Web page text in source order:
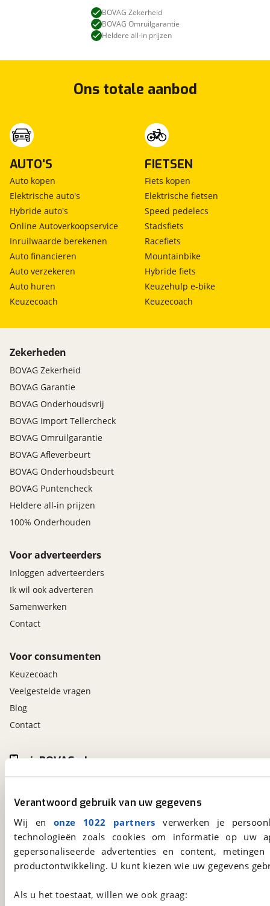
Verantwoord gebruik van uw gegevens
Wij en onze 1022 partners verwerken je
technologieën zoals cookies om informatie op
gepersonaliseerde advertenties en content,
productontwikkeling. U kunt kiezen wie uw gegevens
Als u het toestaat, willen we ook graag:
BOVAG Zekerheid
BOVAG Omruilgarantie
Heldere all-in prijzen
Ons totale aanbod
AUTO'S
Auto kopen
Elektrische auto's
Hybride auto's
Online Autoverkoopservice
Inruilwaarde berekenen
Auto financieren
Auto verzekeren
Auto huren
Keuzecoach
FIETSEN
Fiets kopen
Elektrische fietsen
Speed pedelecs
Stadsfiets
Racefiets
Mountainbike
Hybride fiets
Keuzehulp e-bike
Keuzecoach
Zekerheden
BOVAG Zekerheid
BOVAG Garantie
BOVAG Onderhoudsvrij
BOVAG Import Tellercheck
BOVAG Omruilgarantie
BOVAG Afleverbeurt
BOVAG Onderhoudsbeurt
BOVAG Puntencheck
Heldere all-in prijzen
100% Onderhouden
Voor adverteerders
Inloggen adverteerders
Ik wil ook adverteren
Samenwerken
Contact
Voor consumenten
Keuzecoach
Veelgestelde vragen
Blog
Contact
viaBOVAG.nl
Kosterijland
15
3981 AJBunnik
BOVAG
viaBOVAG.nl app
Altijd het meest recente aanbod bij de hand.